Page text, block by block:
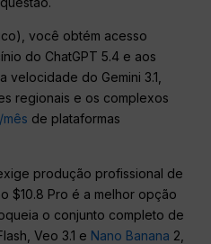
você obtém acesso
do ChatGPT 5.4 e aos
do Gemini 3.1,
regionais e os complexos
de plataformas
produção profissional de
$10.8 Pro é a melhor opção
o conjunto completo de
Veo 3.1 e Nano Banana 2,